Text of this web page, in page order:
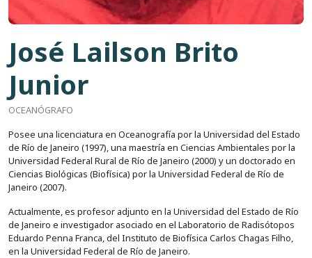
José Lailson Brito
Junior
OCEANÓGRAFO
Posee una licenciatura en Oceanografía por la Universidad del Estado
de Río de Janeiro (1997), una maestría en Ciencias Ambientales por la
Universidad Federal Rural de Río de Janeiro (2000) y un doctorado en
Ciencias Biológicas (Biofísica) por la Universidad Federal de Río de
Janeiro (2007).
Actualmente, es profesor adjunto en la Universidad del Estado de Río
de Janeiro e investigador asociado en el Laboratorio de Radisótopos
Eduardo Penna Franca, del Instituto de Biofísica Carlos Chagas Filho,
en la Universidad Federal de Río de Janeiro.